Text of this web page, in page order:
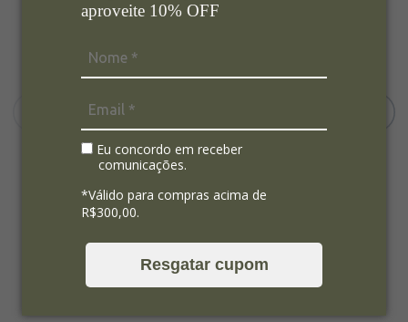
aproveite 10% OFF
Eu concordo em receber
comunicações.
*Válido para compras acima de
R$300,00.
Resgatar cupom